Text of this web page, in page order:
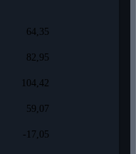
64,35
82,95
104,42
59,07
-17,05